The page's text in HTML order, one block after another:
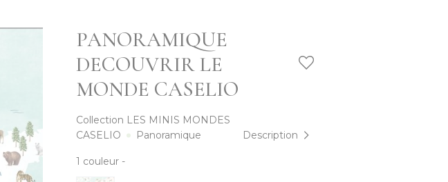
PANORAMIQUE
DECOUVRIR LE
MONDE CASELIO
Collection LES MINIS MONDES
CASELIO
Panoramique Description
1 couleur -